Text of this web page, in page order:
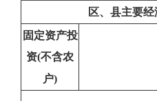
区、县主要经
固定资产投
资(不含农
户)